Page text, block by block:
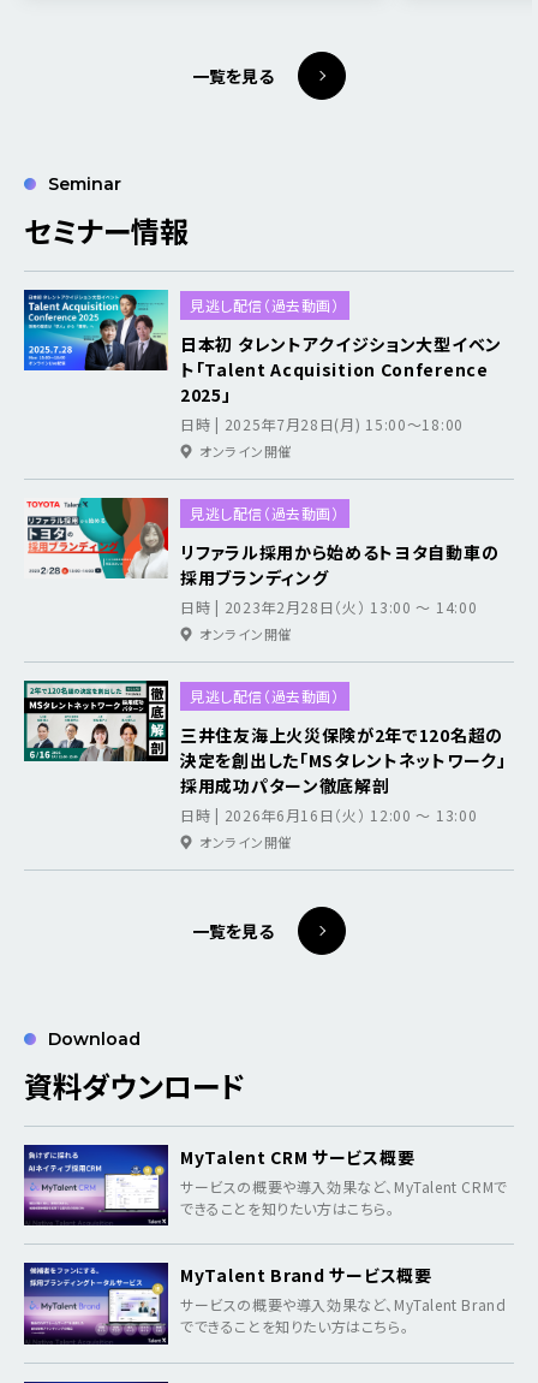
一覧を見る
Seminar
セミナー情報
見逃し配信（過去動画）
日本初 タレントアクイジション大型イベン
ト「Talent Acquisition Conference
2025」
日時 | 2025年7月28日(月) 15:00～18:00
オンライン開催
見逃し配信（過去動画）
リファラル採用から始めるトヨタ自動車の
採用ブランディング
日時 | 2023年2月28日（火） 13:00 ～ 14:00
オンライン開催
見逃し配信（過去動画）
三井住友海上火災保険が2年で120名超の
決定を創出した「MSタレントネットワーク」
採用成功パターン徹底解剖
日時 | 2026年6月16日（火） 12:00 ～ 13:00
オンライン開催
一覧を見る
Download
資料ダウンロード
MyTalent CRM サービス概要
サービスの概要や導入効果など、MyTalent CRMで
できることを知りたい方はこちら。
MyTalent Brand サービス概要
サービスの概要や導入効果など、MyTalent Brand
でできることを知りたい方はこちら。